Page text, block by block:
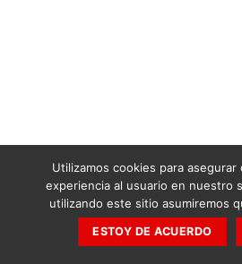
Utilizamos cookies para asegurar
experiencia al usuario en nuestro
utilizando este sitio asumiremos
ESTOY DE ACUERDO